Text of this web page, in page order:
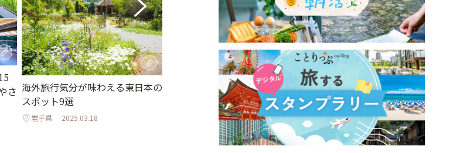
さ 海外旅行気分が味わえる東日本の
スポット9選
岩手県 2025.03.18
浜松に生まれた北欧の村。「ドロ
フィーズキャンパス」で幸せな暮
らしに出会う旅～前編
2019.04.10